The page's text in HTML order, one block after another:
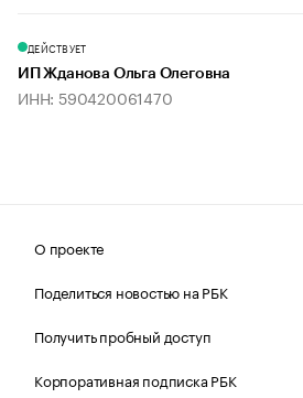
ДЕЙСТВУЕТ
ИП Жданова Ольга Олеговна
ИНН: 590420061470
О проекте
Поделиться новостью на РБК
Получить пробный доступ
Корпоративная подписка РБК